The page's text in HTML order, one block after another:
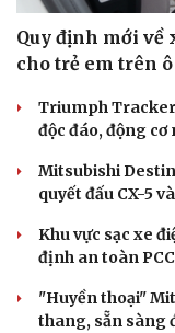
Du lịch
Săn Tour
check-in
Quy định mới về
cho trẻ em trên ô
Triumph
độc đáo, động cơ
Mitsubishi
quyết đấu CX-5
Khu vực sạc xe
định an toàn
"Huyền thoại"
thang, sẵn sàng